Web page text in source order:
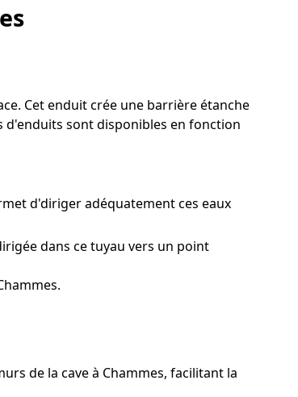
Cet enduit crée une barrière étanche
sont disponibles en fonction
d'diriger adéquatement ces eaux
dans ce tuyau vers un point
de la cave à Chammes, facilitant la